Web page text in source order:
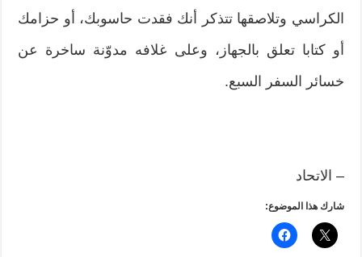
الكراسي وتلاصقها تتذكر أنك فقدت حاسوبك، أو حزامك
أو كتابا تعلق بالجهاز، وعلى غلافه مدوّنة ساخرة عن
خسائر السفر السبع.
– الاتحاد
شارك هذا الموضوع: